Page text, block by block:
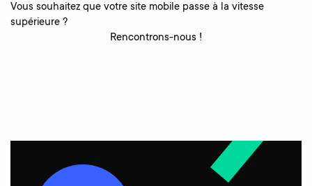
Vous souhaitez que votre site mobile passe à la vitesse
supérieure ?
Rencontrons-nous !